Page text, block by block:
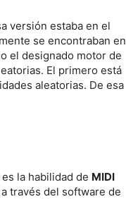
versión estaba en el
se encontraban en
el designado motor de
El primero está
aleatorias. De esa
la habilidad de MIDI
través del software de